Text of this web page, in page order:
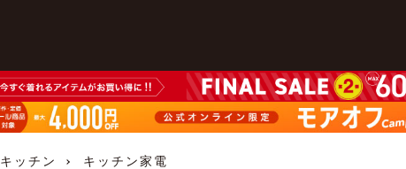
キッチン キッチン家電